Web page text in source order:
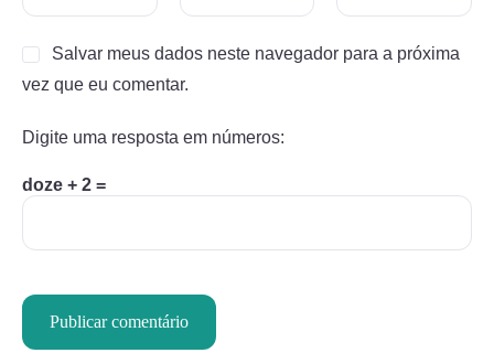
Salvar meus dados neste navegador para a próxima
vez que eu comentar.
Digite uma resposta em números:
doze + 2 =